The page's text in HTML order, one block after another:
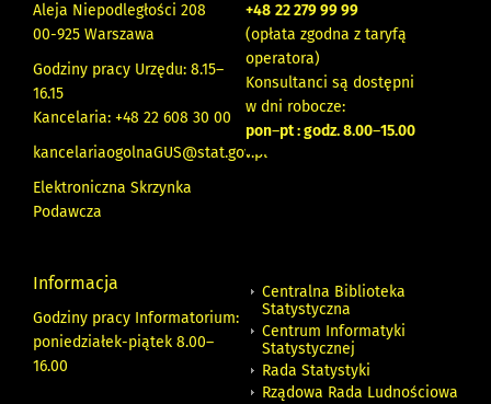
Aleja Niepodległości 208
00-925 Warszawa
Godziny pracy Urzędu: 8.15–
16.15
Kancelaria: +48 22 608 30 00
kancelariaogolnaGUS@stat.gov.pl
Elektroniczna Skrzynka
Podawcza
+48 22 279 99 99
(opłata zgodna z taryfą
operatora)
Konsultanci są dostępni
w dni robocze:
pon–pt : godz. 8.00–15.00
Informacja
Godziny pracy Informatorium:
poniedziałek-piątek 8.00–
16.00
Centralna Biblioteka
Statystyczna
Centrum Informatyki
Statystycznej
Rada Statystyki
Rządowa Rada Ludnościowa